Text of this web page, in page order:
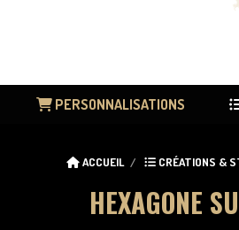
PERSONNALISATIONS
ACCUEIL CRÉATIONS &
HEXAGONE